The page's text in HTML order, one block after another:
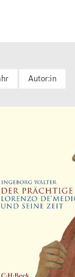
Autor:in